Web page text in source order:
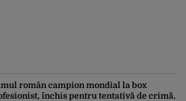
român campion mondial la box
închis pentru tentativă de crimă.